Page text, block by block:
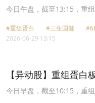
涨20.0%
今日午盘，截至13:15，重
睿智医药(300149.CN)涨
12.91%报21.6元，赛升药
#重组蛋白 #三生国健
2026-06-29 13:15
【异动股】重组蛋白
涨12.35%
今日早盘，截至10:15，重